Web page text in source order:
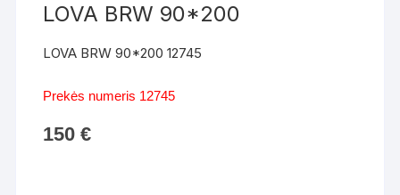
LOVA BRW 90*200
LOVA BRW 90*200 12745
Prekės numeris 12745
150€